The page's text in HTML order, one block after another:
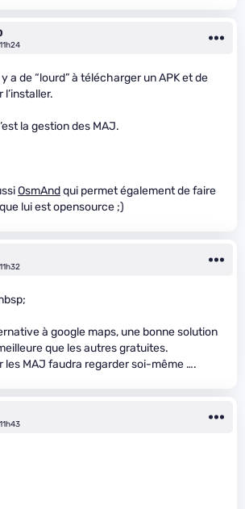
a de “lourd” à télécharger un APK et de
la gestion des MAJ.
OsmAndqui permet également de faire
lui est opensource ;)
à google maps, une bonne solution
que les autres gratuites.
les MAJ faudra regarder soi-même ….